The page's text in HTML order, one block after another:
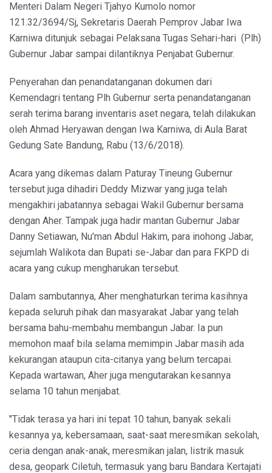
Menteri Dalam Negeri Tjahyo Kumolo nomor
121.32/3694/Sj, Sekretaris Daerah Pemprov Jabar Iwa
Karniwa ditunjuk sebagai Pelaksana Tugas Sehari-hari (Plh)
Gubernur Jabar sampai dilantiknya Penjabat Gubernur.
Penyerahan dan penandatanganan dokumen dari
Kemendagri tentang Plh Gubernur serta penandatanganan
serah terima barang inventaris aset negara, telah dilakukan
oleh Ahmad Heryawan dengan Iwa Karniwa, di Aula Barat
Gedung Sate Bandung, Rabu (13/6/2018).
Acara yang dikemas dalam Paturay Tineung Gubernur
tersebut juga dihadiri Deddy Mizwar yang juga telah
mengakhiri jabatannya sebagai Wakil Gubernur bersama
dengan Aher. Tampak juga hadir mantan Gubernur Jabar
Danny Setiawan, Nu'man Abdul Hakim, para inohong Jabar,
sejumlah Walikota dan Bupati se-Jabar dan para FKPD di
acara yang cukup mengharukan tersebut.
Dalam sambutannya, Aher menghaturkan terima kasihnya
kepada seluruh pihak dan masyarakat Jabar yang telah
bersama bahu-membahu membangun Jabar. Ia pun
memohon maaf bila selama memimpin Jabar masih ada
kekurangan ataupun cita-citanya yang belum tercapai.
Kepada wartawan, Aher juga mengutarakan kesannya
selama 10 tahun menjabat.
"Tidak terasa ya hari ini tepat 10 tahun, banyak sekali
kesannya ya, kebersamaan, saat-saat meresmikan sekolah,
ceria dengan anak-anak, meresmikan jalan, listrik masuk
desa, geopark Ciletuh, termasuk yang baru Bandara Kertajati